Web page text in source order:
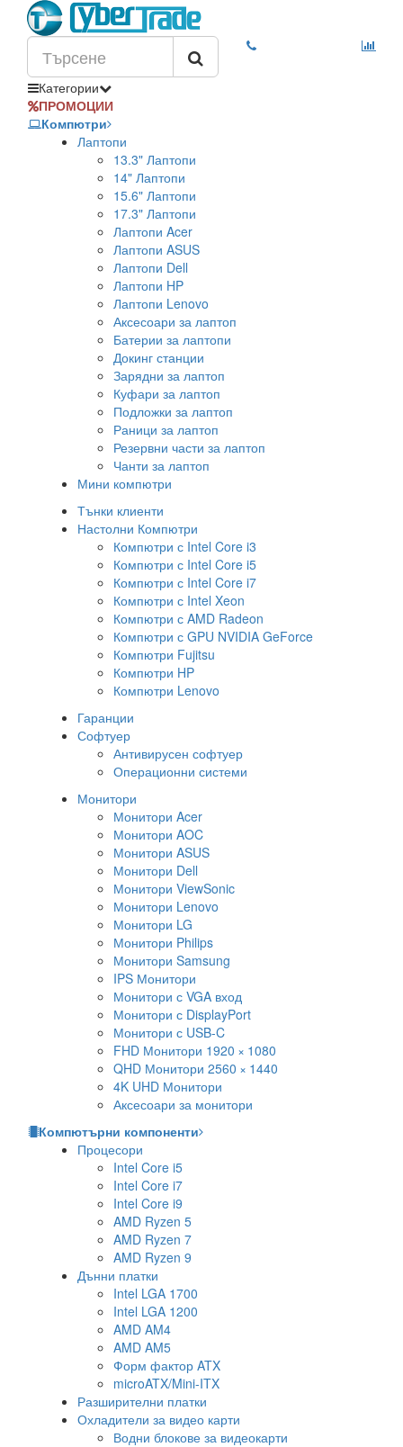
Категории
ПРОМОЦИИ
Компютри
Лаптопи
13.3" Лаптопи
14" Лаптопи
15.6" Лаптопи
17.3" Лаптопи
Лаптопи Acer
Лаптопи ASUS
Лаптопи Dell
Лаптопи HP
Лаптопи Lenovo
Аксесоари за лаптоп
Батерии за лаптопи
Докинг станции
Зарядни за лаптоп
Куфари за лаптоп
Подложки за лаптоп
Раници за лаптоп
Резервни части за лаптоп
Чанти за лаптоп
Мини компютри
Тънки клиенти
Настолни Компютри
Компютри с Intel Core i3
Компютри с Intel Core i5
Компютри с Intel Core i7
Компютри с Intel Xeon
Компютри с AMD Radeon
Компютри с GPU NVIDIA GeForce
Компютри Fujitsu
Компютри HP
Компютри Lenovo
Гаранции
Софтуер
Антивирусен софтуер
Операционни системи
Монитори
Монитори Acer
Монитори AOC
Монитори ASUS
Монитори Dell
Монитори ViewSonic
Монитори Lenovo
Монитори LG
Монитори Philips
Монитори Samsung
IPS Монитори
Монитори с VGA вход
Монитори с DisplayPort
Монитори с USB-C
FHD Монитори 1920 × 1080
QHD Монитори 2560 × 1440
4K UHD Монитори
Аксесоари за монитори
Компютърни компоненти
Процесори
Intel Core i5
Intel Core i7
Intel Core i9
AMD Ryzen 5
AMD Ryzen 7
AMD Ryzen 9
Дънни платки
Intel LGA 1700
Intel LGA 1200
AMD AM4
AMD AM5
Форм фактор ATX
microATX/Mini-ITX
Разширителни платки
Охладители за видео карти
Водни блокове за видеокарти